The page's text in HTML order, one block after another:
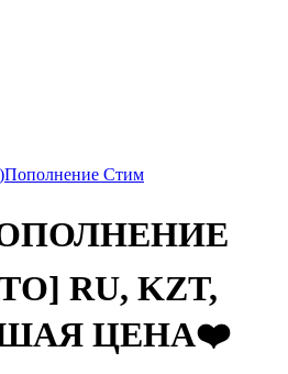
Пополнение Стим
RU, KZT,
ЦЕНА❤️